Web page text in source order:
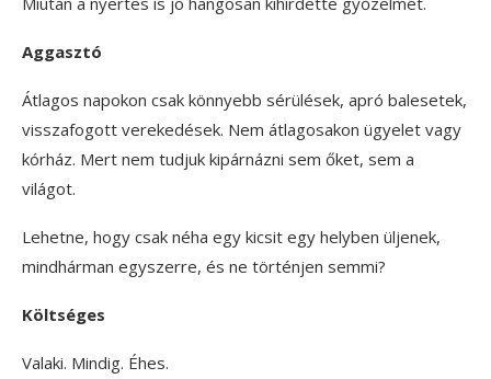
Aggasztó
Átlagos napokon csak könnyebb sérülések, apró balesetek,
visszafogott verekedések. Nem átlagosakon ügyelet vagy
kórház. Mert nem tudjuk kipárnázni sem őket, sem a
világot.
Lehetne, hogy csak néha egy kicsit egy helyben üljenek,
mindhárman egyszerre, és ne történjen semmi?
Költséges
Valaki. Mindig. Éhes.